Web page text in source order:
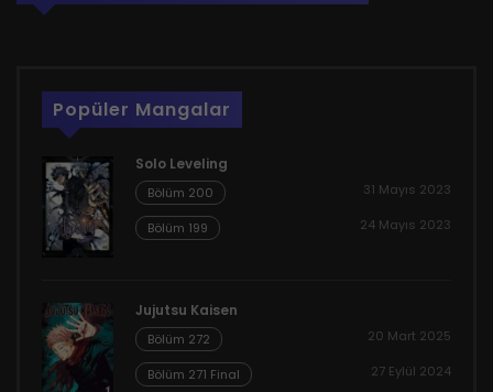
Popüler Mangalar
Solo Leveling
Bölüm 200 31 Mayıs 2023
Bölüm 199 24 Mayıs 2023
Jujutsu Kaisen
Bölüm 272 20 Mart 2025
Bölüm 271 Final 27 Eylül 2024